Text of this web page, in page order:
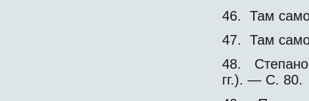
46. Там
47. Там
48.
гг.). — С. 80.